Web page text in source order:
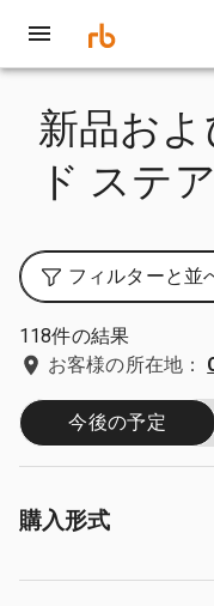
新品お
ド ステ
フィルターと並
118件の結果
お客様の所在地：
今後の予定
購入形式